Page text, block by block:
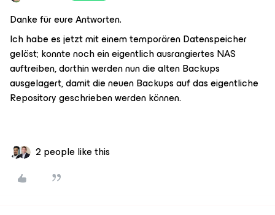
Danke für eure Antworten.
Ich habe es jetzt mit einem temporären Datenspeicher
gelöst; konnte noch ein eigentlich ausrangiertes NAS
auftreiben, dorthin werden nun die alten Backups
ausgelagert, damit die neuen Backups auf das eigentliche
Repository geschrieben werden können.
2 people like this